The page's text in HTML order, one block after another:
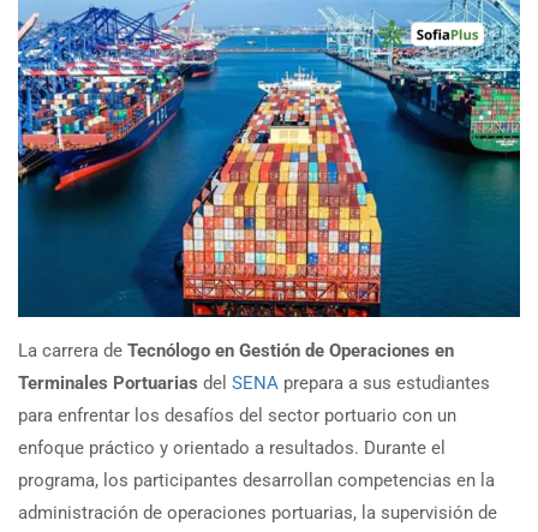
La carrera de Tecnólogo en Gestión de Operaciones en
Terminales Portuarias del SENA prepara a sus estudiantes
para enfrentar los desafíos del sector portuario con un
enfoque práctico y orientado a resultados. Durante el
programa, los participantes desarrollan competencias en la
administración de operaciones portuarias, la supervisión de